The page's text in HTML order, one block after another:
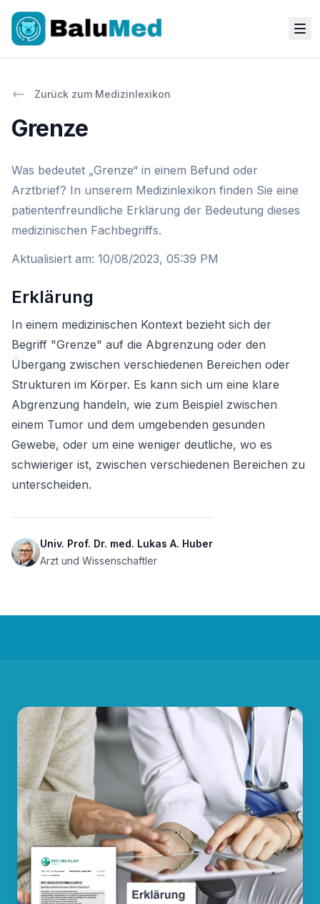
Zurück zum Medizinlexikon
Grenze
Was bedeutet „Grenze“ in einem Befund oder
Arztbrief? In unserem Medizinlexikon finden Sie eine
patientenfreundliche Erklärung der Bedeutung dieses
medizinischen Fachbegriffs.
Aktualisiert am: 10/08/2023, 05:39 PM
Erklärung
In einem medizinischen Kontext bezieht sich der
Begriff "Grenze" auf die Abgrenzung oder den
Übergang zwischen verschiedenen Bereichen oder
Strukturen im Körper. Es kann sich um eine klare
Abgrenzung handeln, wie zum Beispiel zwischen
einem Tumor und dem umgebenden gesunden
Gewebe, oder um eine weniger deutliche, wo es
schwieriger ist, zwischen verschiedenen Bereichen zu
unterscheiden.
Univ. Prof. Dr. med. Lukas A. Huber
Arzt und Wissenschaftler